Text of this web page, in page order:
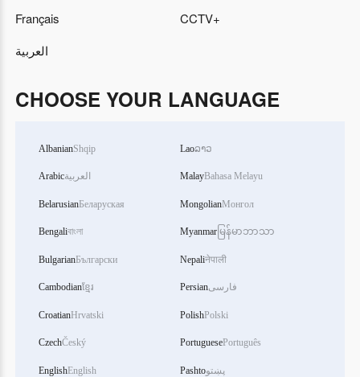
Français
العربية
CCTV+
CHOOSE YOUR LANGUAGE
AlbanianShqip
Arabicالعربية
BelarusianБеларуская
Bengaliবাংলা
BulgarianБългарски
Cambodianខ្មែរ
CroatianHrvatski
CzechČeský
EnglishEnglish
Laoລາວ
MalayBahasa Melayu
MongolianМонгол
Myanmar မြန်မာဘာသာ
Nepaliनेपाली
Persianفارسی
PolishPolski
PortuguesePortuguês
Pashtoپښتو